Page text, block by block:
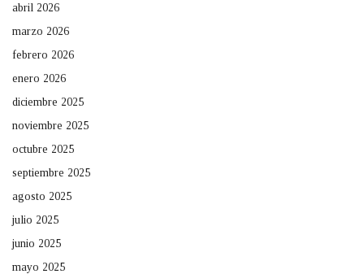
abril 2026
marzo 2026
febrero 2026
enero 2026
diciembre 2025
noviembre 2025
octubre 2025
septiembre 2025
agosto 2025
julio 2025
junio 2025
mayo 2025